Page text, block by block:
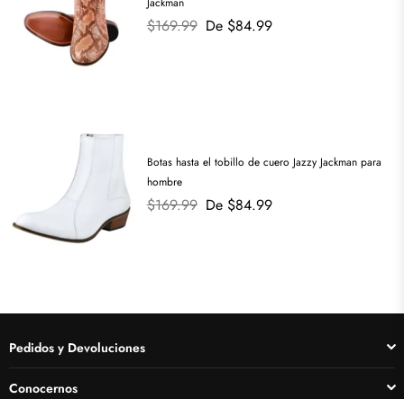
Precio
$169.99 De $84.99
Botas hasta el tobillo de cuero Jazzy Jackman para
hombre
Precio
$169.99 De $84.99
Pedidos y Devoluciones
Conocernos